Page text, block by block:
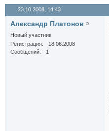
23.10.2008, 14:43
Александр Платонов
Новый участник
Регистрация
18.06.2008
Сообщений
1